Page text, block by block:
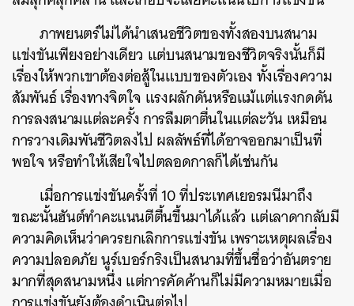
ภาพยนตร์ไม่ได้นำเสนอชีวิตของทั้งสองบนสนาม
แข่งขันเพียงอย่างเดียว แต่บนสนามของชีวิตจริงนั้นก็มี
เรื่องให้พวกเขาต้องต่อสู้ในแบบของตัวเอง ทั้งเรื่องความ
สัมพันธ์ เรื่องทางจิตใจ แรงผลักดันหรือแม้แต่แรงกดดัน
การลงสนามแต่ละครั้ง การลืมตาตื่นในแต่ละวัน เหมือน
การวางเดิมพันชีวิตลงไป ผลลัพธ์ที่ได้อาจออกมาเป็นที่
พอใจ หรือทำให้เสียใจไปตลอดกาลก็ได้เช่นกัน
เมื่อการแข่งขันครั้งที่ 10 ที่ประเทศเยอรมนีมาถึง
ขณะนั้นฮันต์ทำคะแนนตีตื้นขึ้นมาได้แล้ว แต่เลาดากลับมี
ความคิดเห็นว่าควรยกเลิกการแข่งขัน เพราะเหตุผลเรื่อง
ความปลอดภัย นูร์เบอร์กริงเป็นสนามที่ขึ้นชื่อว่าอันตราย
มากที่สุดสนามหนึ่ง แต่การคัดค้านก็ไม่มีความหมายเมื่อ